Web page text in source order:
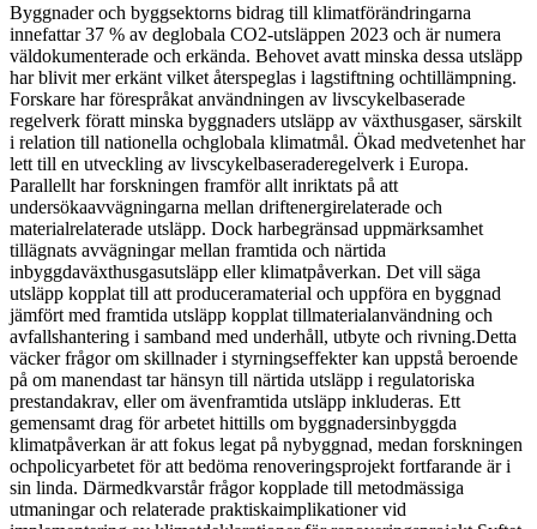
Byggnader och byggsektorns bidrag till klimatförändringarna
innefattar 37 % av deglobala CO2-utsläppen 2023 och är numera
väldokumenterade och erkända. Behovet avatt minska dessa utsläpp
har blivit mer erkänt vilket återspeglas i lagstiftning ochtillämpning.
Forskare har förespråkat användningen av livscykelbaserade
regelverk föratt minska byggnaders utsläpp av växthusgaser, särskilt
i relation till nationella ochglobala klimatmål. Ökad medvetenhet har
lett till en utveckling av livscykelbaseraderegelverk i Europa.
Parallellt har forskningen framför allt inriktats på att
undersökaavvägningarna mellan driftenergirelaterade och
materialrelaterade utsläpp. Dock harbegränsad uppmärksamhet
tillägnats avvägningar mellan framtida och närtida
inbyggdaväxthusgasutsläpp eller klimatpåverkan. Det vill säga
utsläpp kopplat till att produceramaterial och uppföra en byggnad
jämfört med framtida utsläpp kopplat tillmaterialanvändning och
avfallshantering i samband med underhåll, utbyte och rivning.Detta
väcker frågor om skillnader i styrningseffekter kan uppstå beroende
på om manendast tar hänsyn till närtida utsläpp i regulatoriska
prestandakrav, eller om ävenframtida utsläpp inkluderas. Ett
gemensamt drag för arbetet hittills om byggnadersinbyggda
klimatpåverkan är att fokus legat på nybyggnad, medan forskningen
ochpolicyarbetet för att bedöma renoveringsprojekt fortfarande är i
sin linda. Därmedkvarstår frågor kopplade till metodmässiga
utmaningar och relaterade praktiskaimplikationer vid